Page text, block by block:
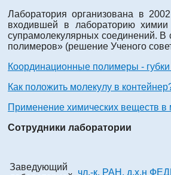
Лаборатория организована в
входившей в лабораторию
супрамолекулярных соединений. В
полимеров» (решение Ученого
Координационные полимеры -
Как положить молекулу в
Применение химических веществ в
Сотрудники лаборатории
Заведующий
чл.-к. РАН, д.х.н